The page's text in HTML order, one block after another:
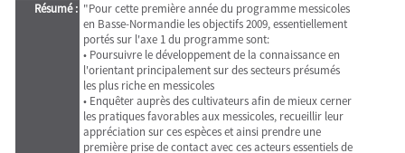
Résumé : "Pour cette première année du programme messicoles
en Basse-Normandie les objectifs 2009, essentiellement
portés sur l'axe 1 du programme sont:
• Poursuivre le développement de la connaissance en
l'orientant principalement sur des secteurs présumés
les plus riche en messicoles
• Enquêter auprès des cultivateurs afin de mieux cerner
les pratiques favorables aux messicoles, recueillir leur
appréciation sur ces espèces et ainsi prendre une
première prise de contact avec ces acteurs essentiels de